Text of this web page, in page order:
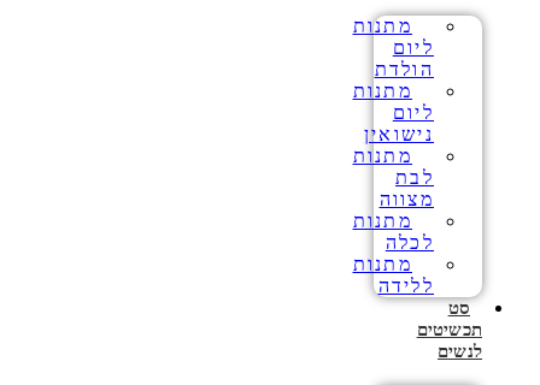
מתנות
ליום
הולדת
מתנות
ליום
נישואין
מתנות
לבת
מצווה
מתנות
לכלה
מתנות
ללידה
סט
תכשיטים
לנשים